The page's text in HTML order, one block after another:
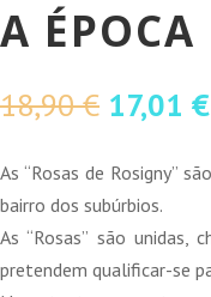
A ÉPOCA
18,90€ O
original
era:
18,90 €.
17,01 €O
As “Rosas de Rosigny”
bairro dos subúrbios.
As “Rosas” são
pretendem qualificar-se